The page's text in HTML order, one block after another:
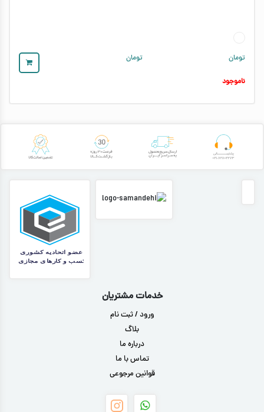
تومان تومان
ناموجود
خدمات مشتریان
ورود / ثبت نام
بلاگ
درباره ما
تماس با ما
قوانین مرجوعی